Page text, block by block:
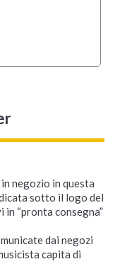
8 Ohm
2x10"
Basso (USATO)
4x10"
negozio in questa
sotto il logo del
“pronta consegna”
dai negozi
capita di